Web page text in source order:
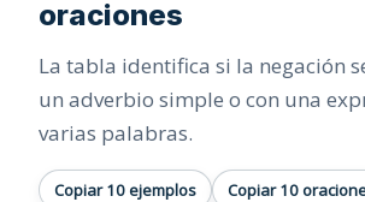
oraciones
La tabla identifica si la negación
un adverbio simple o con una
varias palabras.
Copiar 10 ejemplos Copiar 10